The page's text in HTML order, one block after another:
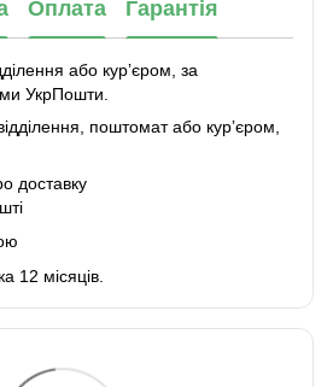
Оплата Гарантія
або курʼєром, за
УкрПошти.
поштомат або курʼєром,
доставку
12 місяців.